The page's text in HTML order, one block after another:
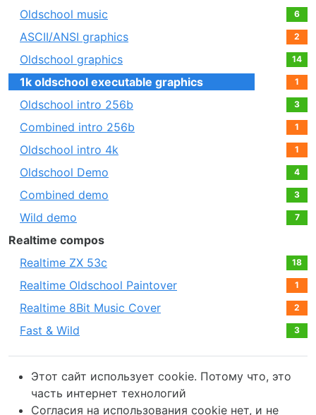
Oldschool music 6
ASCII/ANSI graphics 2
Oldschool graphics 14
1k oldschool executable graphics 1
Oldschool intro 256b 3
Combined intro 256b 1
Oldschool intro 4k 1
Oldschool Demo 4
Combined demo 3
Wild demo 7
Realtime compos
Realtime ZX 53c
18
Realtime Oldschool Paintover 1
Realtime 8Bit Music Cover 2
Fast & Wild 3
Этот сайт использует cookie. Потому что, это
часть интернет технологий
Согласия на использования cookie нет, и не